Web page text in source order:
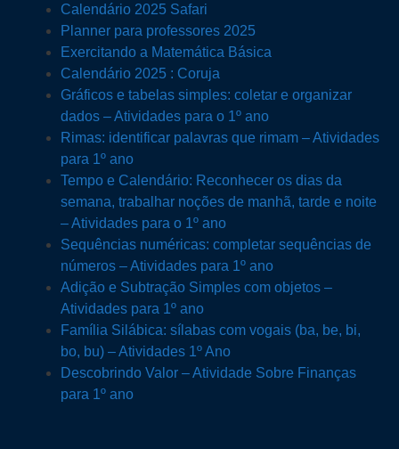
Calendário 2025 Safari
Planner para professores 2025
Exercitando a Matemática Básica
Calendário 2025 : Coruja
Gráficos e tabelas simples: coletar e organizar
dados – Atividades para o 1º ano
Rimas: identificar palavras que rimam – Atividades
para 1º ano
Tempo e Calendário: Reconhecer os dias da
semana, trabalhar noções de manhã, tarde e noite
– Atividades para o 1º ano
Sequências numéricas: completar sequências de
números – Atividades para 1º ano
Adição e Subtração Simples com objetos –
Atividades para 1º ano
Família Silábica: sílabas com vogais (ba, be, bi,
bo, bu) – Atividades 1º Ano
Descobrindo Valor – Atividade Sobre Finanças
para 1º ano